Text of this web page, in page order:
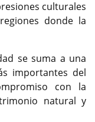
culturales
donde la
se suma a una
importantes del
con la
natural y